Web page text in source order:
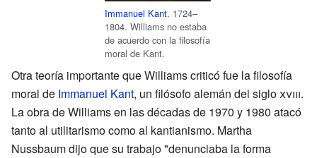
Immanuel Kant, 1724–
1804. Williams no estaba
de acuerdo con la filosofía
moral de Kant.
Otra teoría importante que Williams criticó fue la filosofía
moral de Immanuel Kant, un filósofo alemán del sigloxviii.
La obra de Williams en las décadas de 1970 y 1980 atacó
tanto al utilitarismo como al kantianismo. Martha
Nussbaum dijo que su trabajo "denunciaba la forma